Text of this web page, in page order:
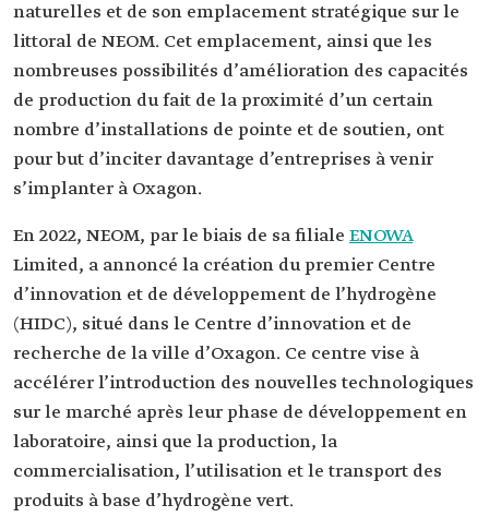
naturelles et de son emplacement stratégique sur le
littoral de NEOM. Cet emplacement, ainsi que les
nombreuses possibilités d’amélioration des capacités
de production du fait de la proximité d’un certain
nombre d’installations de pointe et de soutien, ont
pour but d’inciter davantage d’entreprises à venir
s’implanter à Oxagon.
En 2022, NEOM, par le biais de sa filiale ENOWA
Limited, a annoncé la création du premier Centre
d’innovation et de développement de l’hydrogène
(HIDC), situé dans le Centre d’innovation et de
recherche de la ville d’Oxagon. Ce centre vise à
accélérer l’introduction des nouvelles technologiques
sur le marché après leur phase de développement en
laboratoire, ainsi que la production, la
commercialisation, l’utilisation et le transport des
produits à base d’hydrogène vert.